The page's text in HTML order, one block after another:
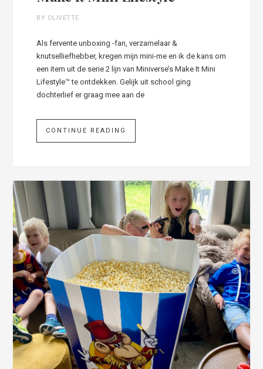
BY OLIVETTE
Als fervente unboxing -fan, verzamelaar &
knutselliefhebber, kregen mijn mini-me en ik de kans om
een item uit de serie 2 lijn van Miniverse’s Make It Mini
Lifestyle™ te ontdekken. Gelijk uit school ging
dochterlief er graag mee aan de
CONTINUE READING